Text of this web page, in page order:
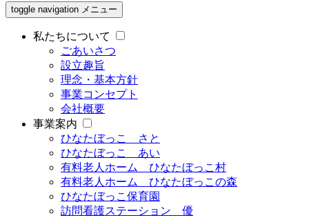
toggle navigation メニュー
私たちについて
ごあいさつ
設立趣旨
理念・基本方針
事業コンセプト
会社概要
事業案内
ひなたぼっこ さと
ひなたぼっこ あい
有料老人ホーム ひなたぼっこ村
有料老人ホーム ひなたぼっこの森
ひなたぼっこ保育園
訪問看護ステーション 優